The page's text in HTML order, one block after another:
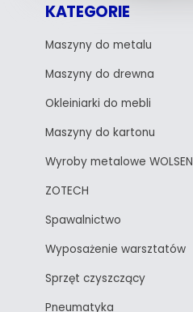
KATEGORIE
Maszyny do metalu
Maszyny do drewna
Okleiniarki do mebli
Maszyny do kartonu
Wyroby metalowe WOLSEN
ZOTECH
Spawalnictwo
Wyposażenie warsztatów
Sprzęt czyszczący
Pneumatyka